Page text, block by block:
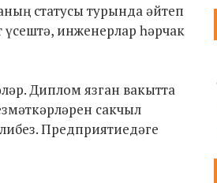
статусы турында әйтеп
үсештә, инженерлар һәрчак
Диплом язган вакытта
сакчыл
Предприятиедәге